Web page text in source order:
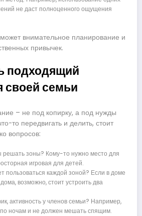
не даст полноценного ощущения
внимательное планирование и
привычек.
подходящий
своей семьи
– не под копирку, а под нужды
то передвигать и делить, стоит
вопросов:
решать зоны? Кому-то нужно место для
игровая для детей.
пользоваться каждой зоной? Если в доме
возможно, стоит устроить два
активность у членов семьи? Например,
по ночам и не должен мешать спящим.